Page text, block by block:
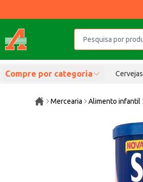
Compre por categoria Cervejas
Mercearia Alimento infantil